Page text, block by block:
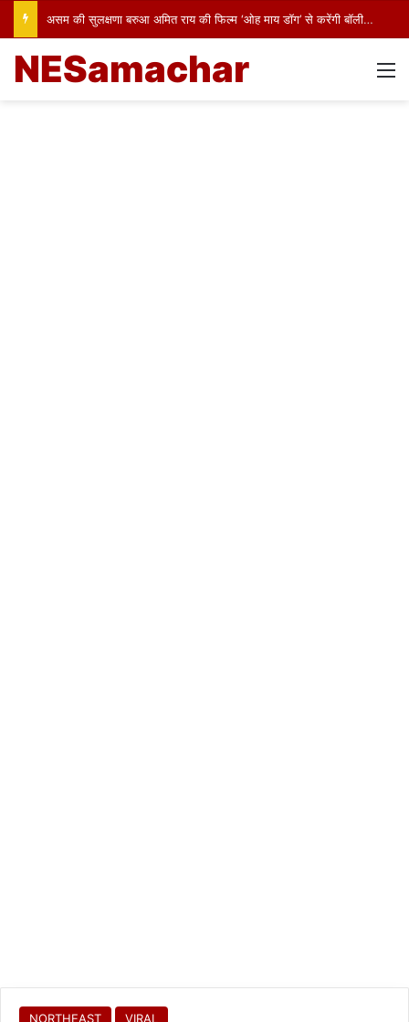
असम की सुलक्षणा बरुआ अमित राय की फिल्म ‘ओह माय डॉग’ से करेंगी बॉलीवुड में पदार्पण
NESamachar
NORTHEAST VIRAL